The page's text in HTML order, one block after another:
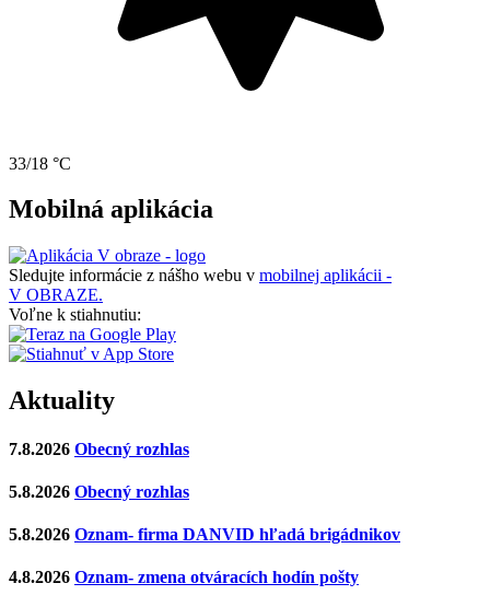
33/18 °C
Mobilná aplikácia
Sledujte informácie z nášho webu v mobilnej aplikácii -
V OBRAZE.
Voľne k stiahnutiu:
Aktuality
7.8.2026 Obecný rozhlas
5.8.2026 Obecný rozhlas
5.8.2026 Oznam- firma DANVID hľadá brigádnikov
4.8.2026 Oznam- zmena otváracích hodín pošty